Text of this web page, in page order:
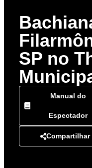
SP no
Manual do
Espectador
Compartilhar